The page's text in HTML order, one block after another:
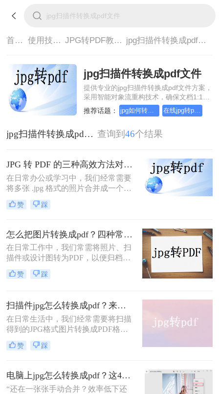
首页> 使用技巧> JPG转PDF教程> jpg扫描件转换成pdf文件
jpg扫描件转换成pdf文件
提供专业的jpg扫描件转换成pdf文件方案，
采用智能对象流重构技术，确保文档1:1高
保真还原且排版不乱码。支持一键批量处
理，全链路 SSL 加密保障隐私安全。助您
装，高效办公。
推荐话题： jpg如何转成pdf？简单高效的恢复方法 在线jpg转pdf转换器，简单高效的转换方法
jpg扫描件转换成pdf文件 查询到 46个结果
JPG 转 PDF 的三种高效方法对比：批量合成、高清无损、零弹窗！
在日常办公或学习中，我们经常需要
将多张 .jpg 格式的照片合并成一个
.pdf 文档，以便于传输、打印或正式
提交（如简历附件、合同扫描件、作
往往夹杂着广告弹窗、强制下载捆绑
软件，甚至压缩画质。为了帮你真正
解决难题，本文梳理了三种安全、有
效且无需安装第三方插件的转换方
案。这三种方案均能保证图片高清无
损，并支持“多图合成一册”的核心需
隐私安全、网络依赖 四个维度给出直
观对比，再逐一详解操作步骤，助您
根据自身场景快速选择。
赞 踩
怎么把图片转换成pdf？四种常用方法一看即会！
在日常工作中，我们常需将照片、扫
描件或设计图转为PDF，以便归档、
打印或传输。但面对在线工具、专业
软件、系统自带功能等不同途径，到
比结论，再逐一拆解操作步骤，帮您
按需快速决策。
赞 踩
扫描件jpg怎么转换成pdf？来试试这二种转换方法！
在日常生活中，我们经常需要将扫描
得到的JPG格式图片转换成PDF格
式，以便于文件的共享、存储和打
印。那么扫描件jpg怎么转换成pdf
换成PDF的方法。
赞 踩
电脑上jpg怎么转换成pdf？这4个亲测有效的方法，让你效率翻倍！
“还在一张张手动合并？效率低下还